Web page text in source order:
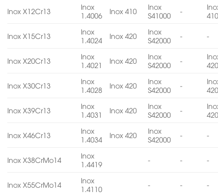
Inox X12Cr13
Inox
1.4006
Inox 410
Inox
S41000
-
Inox X15Cr13
Inox
1.4024
Inox 420
Inox
S42000
- -
Inox X20Cr13
Inox
1.4021
Inox 420
Inox
S42000
-
Inox X30Cr13
Inox
1.4028
Inox 420
Inox
S42000
-
Inox X39Cr13
Inox
1.4031
Inox 420
Inox
S42000
-
Inox X46Cr13
Inox
1.4034
Inox 420
Inox
S42000
- -
Inox X38CrMo14
Inox
1.4419
- - -
Inox X55CrMo14
Inox
1.4110
- - -